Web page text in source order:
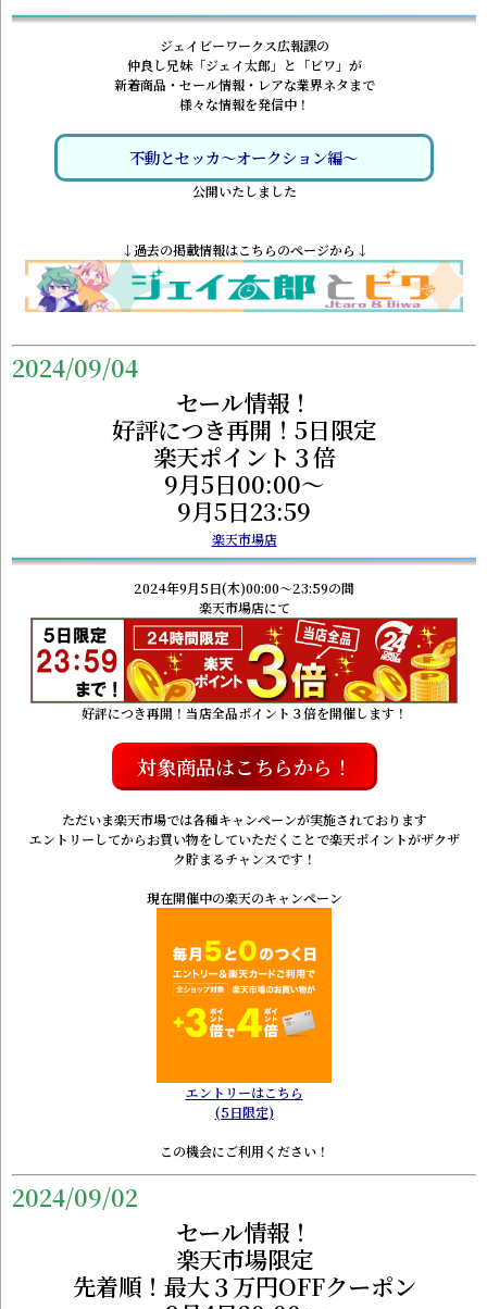
ジェイビーワークス広報課の
仲良し兄妹「ジェイ太郎」と「ビワ」が
新着商品・セール情報・レアな業界ネタまで
様々な情報を発信中！
不動とセッカ～オークション編～
公開いたしました
↓過去の掲載情報はこちらのページから↓
2024/09/04
セール情報！
好評につき再開！5日限定
楽天ポイント３倍
9月5日00:00～
9月5日23:59
楽天市場店
2024年9月5日(木)00:00～23:59の間
楽天市場店にて
好評につき再開！当店全品ポイント３倍を開催します！
対象商品はこちらから！
ただいま楽天市場では各種キャンペーンが実施されております
エントリーしてからお買い物をしていただくことで楽天ポイントがザクザ
ク貯まるチャンスです！
現在開催中の楽天のキャンペーン
エントリーはこちら
(5日限定)
この機会にご利用ください！
2024/09/02
セール情報！
楽天市場限定
先着順！最大３万円OFFクーポン